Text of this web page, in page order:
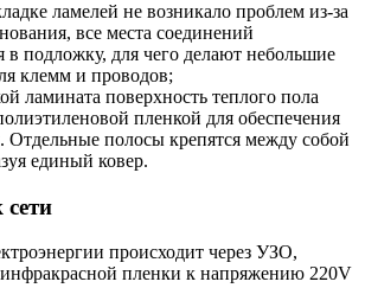
ламелей не возникало проблем из-за
все места соединений
в подложку, для чего делают небольшие
клемм и проводов;
ламината поверхность теплого пола
пленкой для обеспечения
Отдельные полосы крепятся между собой
единый ковер.
происходит через УЗО,
пленки к напряжению 220V